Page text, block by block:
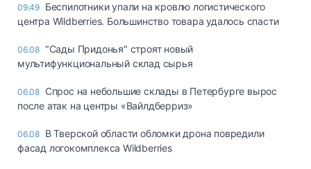
09:49 Беспилотники упали на кровлю логистического
центра Wildberries. Большинство товара удалось спасти
06.08 "Сады Придонья" строят новый
мультифункциональный склад сырья
06.08 Спрос на небольшие склады в Петербурге вырос
после атак на центры «Вайлдберриз»
06.08 В Тверской области обломки дрона повредили
фасад логокомплекса Wildberries